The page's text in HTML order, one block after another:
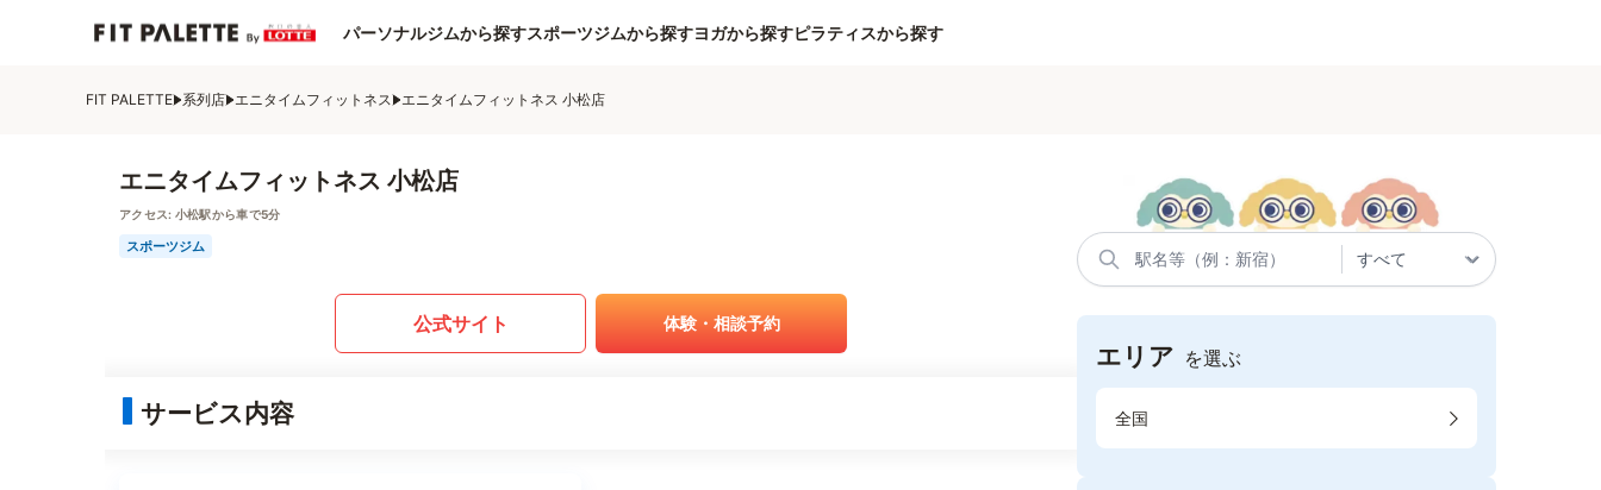
パーソナルジムから探すスポーツジムから探すヨガから探すピラティスから探す
FIT PALETTE 系列店 エニタイムフィットネス エニタイムフィットネス 小松店
エニタイムフィットネス 小松店
アクセス: 小松駅から車で5分
スポーツジム
公式サイト 体験・相談予約
サービス内容
エリア を選ぶ
全国